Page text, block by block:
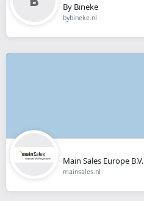
By Bineke
bybineke.nl
Main Sales Europe B.V.
mainsales.nl